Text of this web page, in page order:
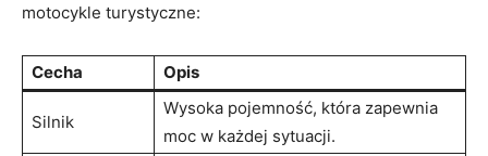
motocykle turystyczne:
Cecha Opis
Silnik
Wysoka pojemność, która zapewnia
moc w każdej sytuacji.